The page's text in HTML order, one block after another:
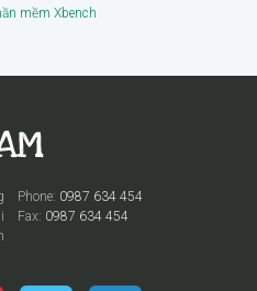
mềm Xbench
Phone: 0987 634 454
Fax: 0987 634 454